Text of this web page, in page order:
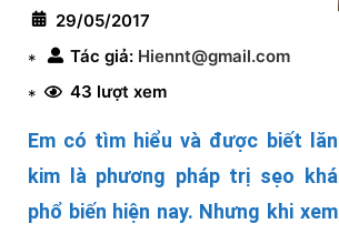
29/05/2017
*
Tác giả: Hiennt@gmail.com
*
43 lượt xem
Em có tìm hiểu và được biết lăn
kim là phương pháp trị sẹo khá
phổ biến hiện nay. Nhưng khi xem